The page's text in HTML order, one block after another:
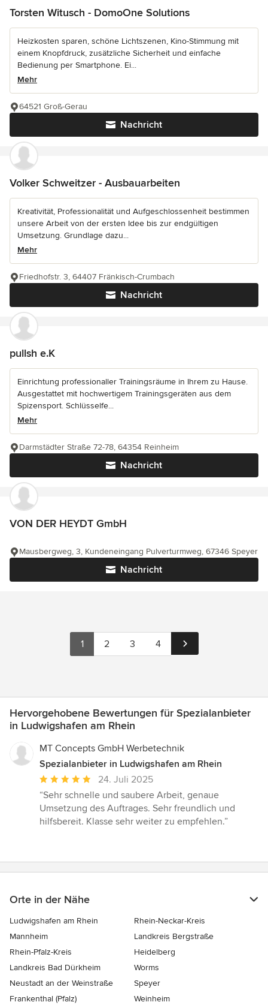
Torsten Witusch - DomoOne Solutions
Heizkosten sparen, schöne Lichtszenen, Kino-Stimmung mit
einem Knopfdruck, zusätzliche Sicherheit und einfache
Bedienung per Smartphone. Ei...
Mehr
Nachricht
64521 Groß-Gerau
Volker Schweitzer - Ausbauarbeiten
Kreativität, Professionalität und Aufgeschlossenheit bestimmen
unsere Arbeit von der ersten Idee bis zur endgültigen
Umsetzung. Grundlage dazu...
Mehr
Nachricht
Friedhofstr. 3, 64407 Fränkisch-Crumbach
pullsh e.K
Einrichtung professionaller Trainingsräume in Ihrem zu Hause.
Ausgestattet mit hochwertigem Trainingsgeräten aus dem
Spizensport. Schlüsselfe...
Mehr
Nachricht
Darmstädter Straße 72-78, 64354 Reinheim
VON DER HEYDT GmbH
Nachricht
Mausbergweg, 3, Kundeneingang Pulverturmweg, 67346 Speyer
1 2 3 4
Hervorgehobene Bewertungen für Spezialanbieter
in Ludwigshafen am Rhein
MT Concepts GmbH Werbetechnik
Spezialanbieter in Ludwigshafen am Rhein
Durchschnittliche
Bewertung:
5
von
24. Juli 2025
“Sehr schnelle und saubere Arbeit, genaue
Umsetzung des Auftrages. Sehr freundlich und
hilfsbereit. Klasse sehr weiter zu empfehlen.”
Orte in der Nähe
Ludwigshafen am Rhein
Rhein-Neckar-Kreis
Mannheim
Landkreis Bergstraße
Rhein-Pfalz-Kreis
Heidelberg
Landkreis Bad Dürkheim
Worms
Neustadt an der Weinstraße
Speyer
Frankenthal (Pfalz)
Weinheim